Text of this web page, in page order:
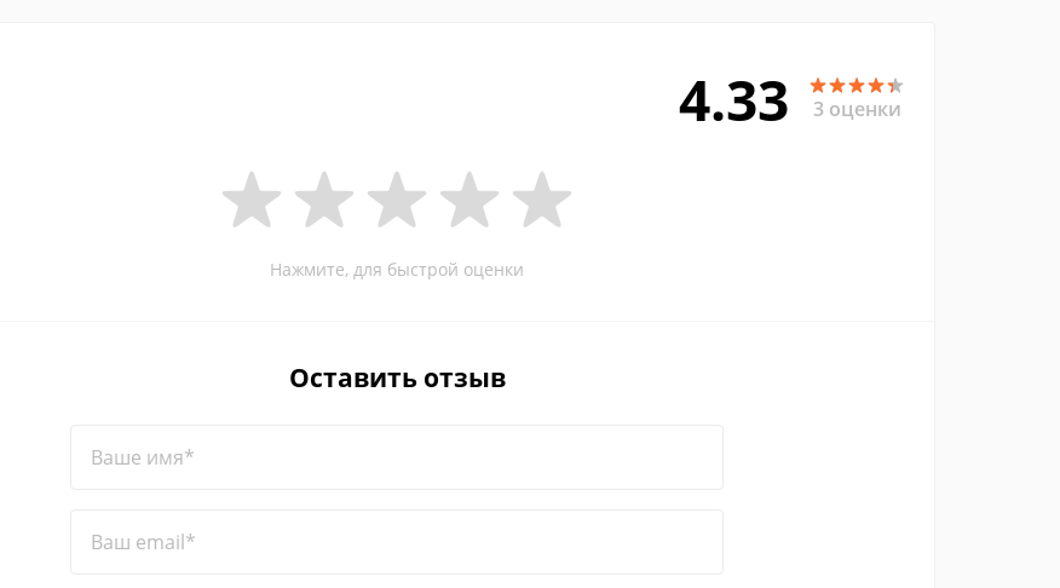
4.33 3 оценки
Нажмите, для быстрой оценки
Оставить отзыв
Ваше имя*
Ваш email*